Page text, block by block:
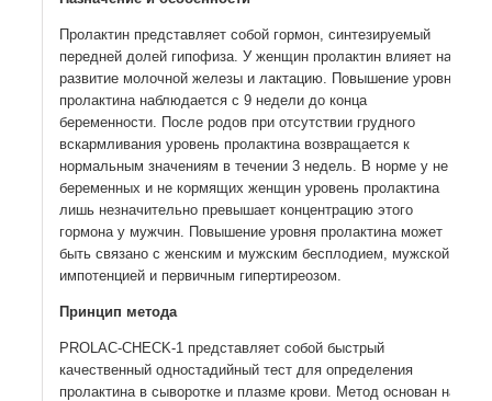
Пролактин представляет собой гормон, синтезируемый
передней долей гипофиза. У женщин пролактин влияет на
развитие молочной железы и лактацию. Повышение уровня
пролактина наблюдается с 9 недели до конца
беременности. После родов при отсутствии грудного
вскармливания уровень пролактина возвращается к
нормальным значениям в течении 3 недель. В норме у не
беременных и не кормящих женщин уровень пролактина
лишь незначительно превышает концентрацию этого
гормона у мужчин. Повышение уровня пролактина может
быть связано с женским и мужским бесплодием, мужской
импотенцией и первичным гипертиреозом.
Принцип метода
PROLAC-CHECK-1 представляет собой быстрый
качественный одностадийный тест для определения
пролактина в сыворотке и плазме крови. Метод основан на